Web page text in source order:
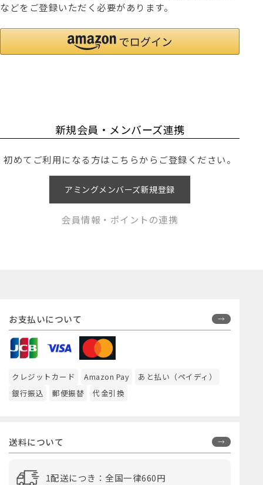
などをご登録いただく必要があります。
新規会員・メンバーズ連携
初めてご利用になる方はこちらからご登録ください。
アミングメンバーズ新規登録
会員情報・ポイントの連携
お支払いについて
クレジットカード Amazon Pay
あと払い（ペイディ）
銀行振込
郵便振替 代金引換
送料について
1配送につき：全国一律660円